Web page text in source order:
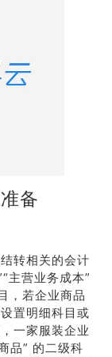
备
转相关的会计
主营业务成本”
，若企业商品
置明细科目或
一家服装企业
品” 的二级科